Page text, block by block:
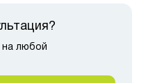
на любой